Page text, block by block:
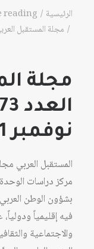
الرئيسية
reading
مجلة المستقبل العربي العدد 273 تشرين
مجلة
نوفمبر 2001
المستقبل العربي
بشؤون الوطن
فيه إقليمياً
والاجتماعية